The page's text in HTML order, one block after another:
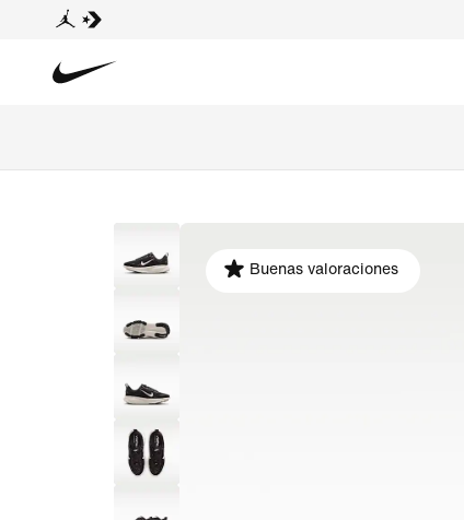
Buenas valoraciones